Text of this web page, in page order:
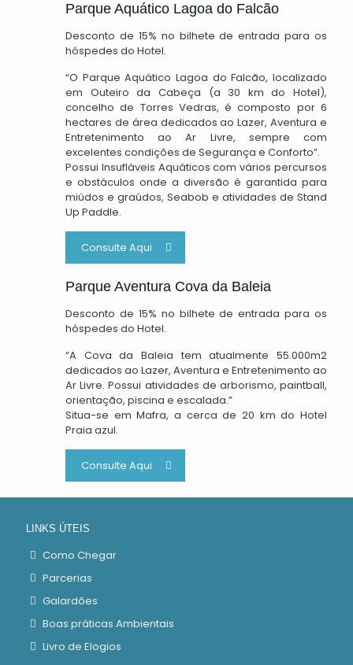
Parque Aquático Lagoa do Falcão
Desconto de 15% no bilhete de entrada para os
hóspedes do Hotel.
“O Parque Aquático Lagoa do Falcão, localizado
em Outeiro da Cabeça (a 30 km do Hotel),
concelho de Torres Vedras, é composto por 6
hectares de área dedicados ao Lazer, Aventura e
Entretenimento ao Ar Livre, sempre com
excelentes condições de Segurança e Conforto”.
Possui Insufláveis Aquáticos com vários percursos
e obstáculos onde a diversão é garantida para
miúdos e graúdos, Seabob e atividades de Stand
Up Paddle.
Consulte Aqui
Parque Aventura Cova da Baleia
Desconto de 15% no bilhete de entrada para os
hóspedes do Hotel.
“A Cova da Baleia tem atualmente 55.000m2
dedicados ao Lazer, Aventura e Entretenimento ao
Ar Livre. Possui atividades de arborismo, paintball,
orientação, piscina e escalada.”
Situa-se em Mafra, a cerca de 20 km do Hotel
Praia azul.
Consulte Aqui
LINKS ÚTEIS
Como Chegar
Parcerias
Galardões
Boas práticas Ambientais
Livro de Elogios